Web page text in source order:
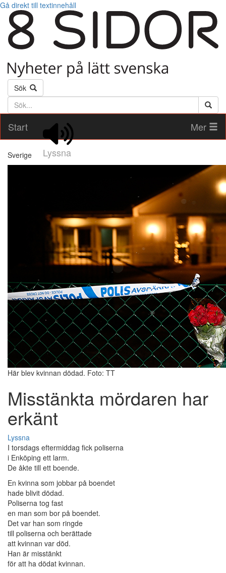
Gå direkt till textinnehåll
Sök
Söktext
Start
Lyssna
Mer
Sverige
Här blev kvinnan dödad. Foto: TT
Misstänkta mördaren har
erkänt
Lyssna
I torsdags eftermiddag fick poliserna
i Enköping ett larm.
De åkte till ett boende.
En kvinna som jobbar på boendet
hade blivit dödad.
Poliserna tog fast
en man som bor på boendet.
Det var han som ringde
till poliserna och berättade
att kvinnan var död.
Han är misstänkt
för att ha dödat kvinnan.